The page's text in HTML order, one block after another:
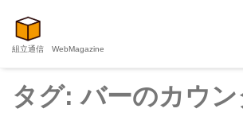
組立通信 WebMagazine
タグ:バーのカウン